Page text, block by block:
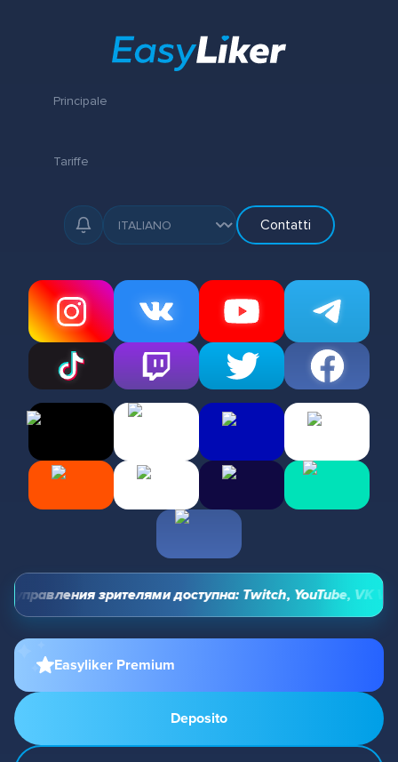
Principale
Tariffe
Contatti
зрителями доступна: Twitch, YouTube, VK
Easyliker Premium
Deposito